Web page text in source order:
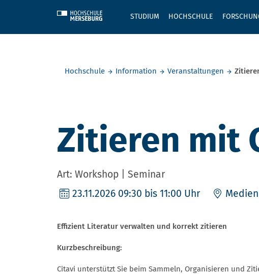
STUDIUM HOCHSCHULE
Hochschule
Information Veranstaltungen
Zitieren mit
Art: Workshop | Seminar
23.11.2026 09:30 bis 11:00 Uhr
Effizient Literatur verwalten und korrekt zitieren
Kurzbeschreibung:
Citavi unterstützt Sie beim Sammeln, Organisieren und